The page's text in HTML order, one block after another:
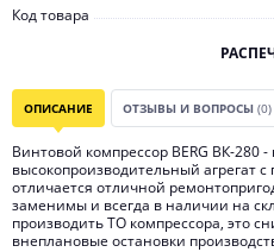
Код товара
ОПИСАНИЕ ОТЗЫВЫ И ВОПРОСЫ (0)
Винтовой компрессор BERG ВК-280
высокопроизводительный агрегат
отличается отличной
заменимы и всегда в наличии на
производить ТО компрессора, это
внеплановые остановки